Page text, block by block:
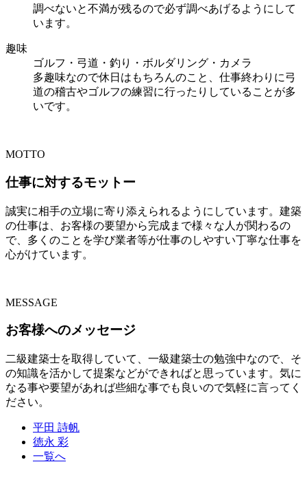
調べないと不満が残るので必ず調べあげるようにして
います。
趣味
ゴルフ・弓道・釣り・ボルダリング・カメラ
多趣味なので休日はもちろんのこと、仕事終わりに弓
道の稽古やゴルフの練習に行ったりしていることが多
いです。
MOTTO
仕事に対するモットー
誠実に相手の立場に寄り添えられるようにしています。建築
の仕事は、お客様の要望から完成まで様々な人が関わるの
で、多くのことを学び業者等が仕事のしやすい丁寧な仕事を
心がけています。
MESSAGE
お客様へのメッセージ
二級建築士を取得していて、一級建築士の勉強中なので、そ
の知識を活かして提案などができればと思っています。気に
なる事や要望があれば些細な事でも良いので気軽に言ってく
ださい。
平田 詩帆
徳永 彩
一覧へ